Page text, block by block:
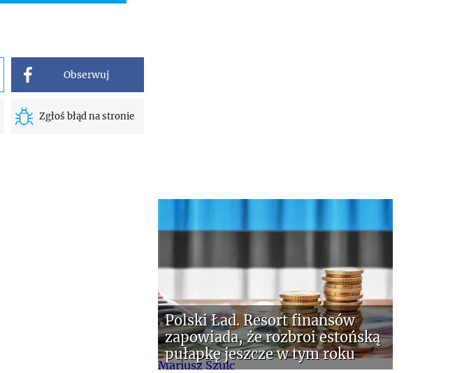
Obserwuj
Zgłoś błąd na stronie
Mariusz Szulc
Polski Ład. Resort finansów
zapowiada, że rozbroi estońską
pułapkę jeszcze w tym roku